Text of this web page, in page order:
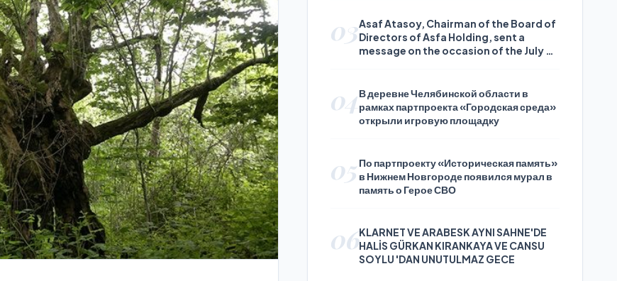
03Asaf Atasoy, Chairman of the Board of
Directors of Asfa Holding, sent a
message on the occasion of the July 24
04В деревне Челябинской области в
рамках партпроекта «Городская среда»
открыли игровую площадку
05 По партпроекту «Историческая память»
в Нижнем Новгороде появился мурал в
память о Герое СВО
06KLARNET VE ARABESK AYNI SAHNE'DE
HALİS GÜRKAN KIRANKAYA VE CANSU
SOYLU 'DAN UNUTULMAZ GECE